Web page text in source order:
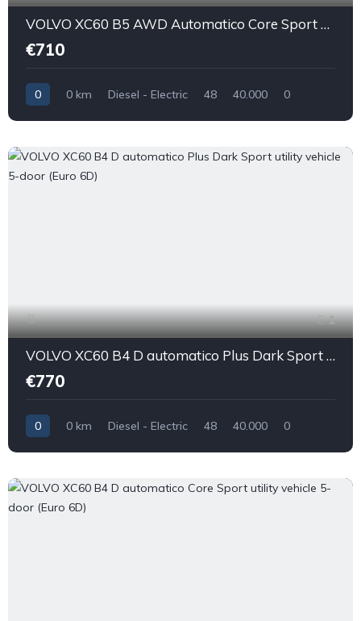
VOLVO XC60 B5 AWD Automatico Core Sport Utility Vehicle 5-Door (Euro 6D)
€710
0 0 km Diesel - Electric 48 40.000 0
1
VOLVO XC60 B4 D automatico Plus Dark Sport utility vehicle 5-door (Euro 6D)
€770
0 0 km Diesel - Electric 48 40.000 0